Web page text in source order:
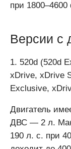
при
Версии с
1. 520d (520d
xDrive, xDrive
Exclusive,
Двигатель
ДВС — 2 л.
190 л. с. при